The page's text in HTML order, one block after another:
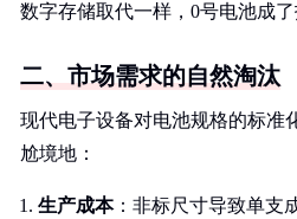
数字存储取代一样，0号电池成了
二、市场需求的自然淘汰
现代电子设备对电池规格的标准
尬境地：
生产成本：非标尺寸导致单支